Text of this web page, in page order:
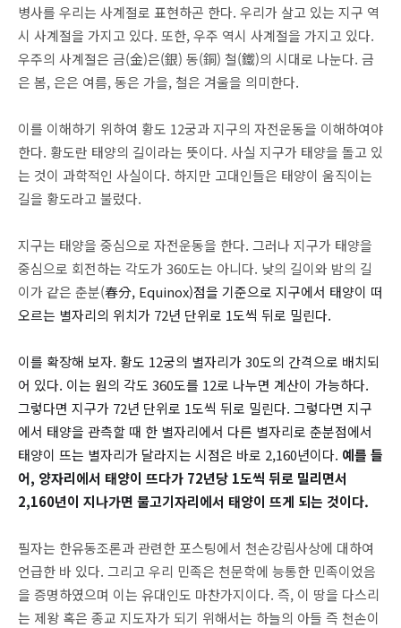
병사를 우리는 사계절로 표현하곤 한다. 우리가 살고 있는 지구 역
시 사계절을 가지고 있다. 또한, 우주 역시 사계절을 가지고 있다.
우주의 사계절은 금(金)은(銀) 동(銅) 철(鐵)의 시대로 나눈다. 금
은 봄, 은은 여름, 동은 가을, 철은 겨울을 의미한다.
이를 이해하기 위하여 황도 12궁과 지구의 자전운동을 이해하여야
한다. 황도란 태양의 길이라는 뜻이다. 사실 지구가 태양을 돌고 있
는 것이 과학적인 사실이다. 하지만 고대인들은 태양이 움직이는
길을 황도라고 불렀다.
지구는 태양을 중심으로 자전운동을 한다. 그러나 지구가 태양을
중심으로 회전하는 각도가 360도는 아니다. 낮의 길이와 밤의 길
이가 같은 춘분(春分, Equinox)점을 기준으로 지구에서 태양이 떠
오르는 별자리의 위치가 72년 단위로 1도씩 뒤로 밀린다.
이를 확장해 보자. 황도 12궁의 별자리가 30도의 간격으로 배치되
어 있다. 이는 원의 각도 360도를 12로 나누면 계산이 가능하다.
그렇다면 지구가 72년 단위로 1도씩 뒤로 밀린다. 그렇다면 지구
에서 태양을 관측할 때 한 별자리에서 다른 별자리로 춘분점에서
태양이 뜨는 별자리가 달라지는 시점은 바로 2,160년이다. 예를 들
어, 양자리에서 태양이 뜨다가 72년당 1도씩 뒤로 밀리면서
2,160년이 지나가면 물고기자리에서 태양이 뜨게 되는 것이다.
필자는 한유동조론과 관련한 포스팅에서 천손강림사상에 대하여
언급한 바 있다. 그리고 우리 민족은 천문학에 능통한 민족이었음
을 증명하였으며 이는 유대인도 마찬가지이다. 즉, 이 땅을 다스리
는 제왕 혹은 종교 지도자가 되기 위해서는 하늘의 아들 즉 천손이